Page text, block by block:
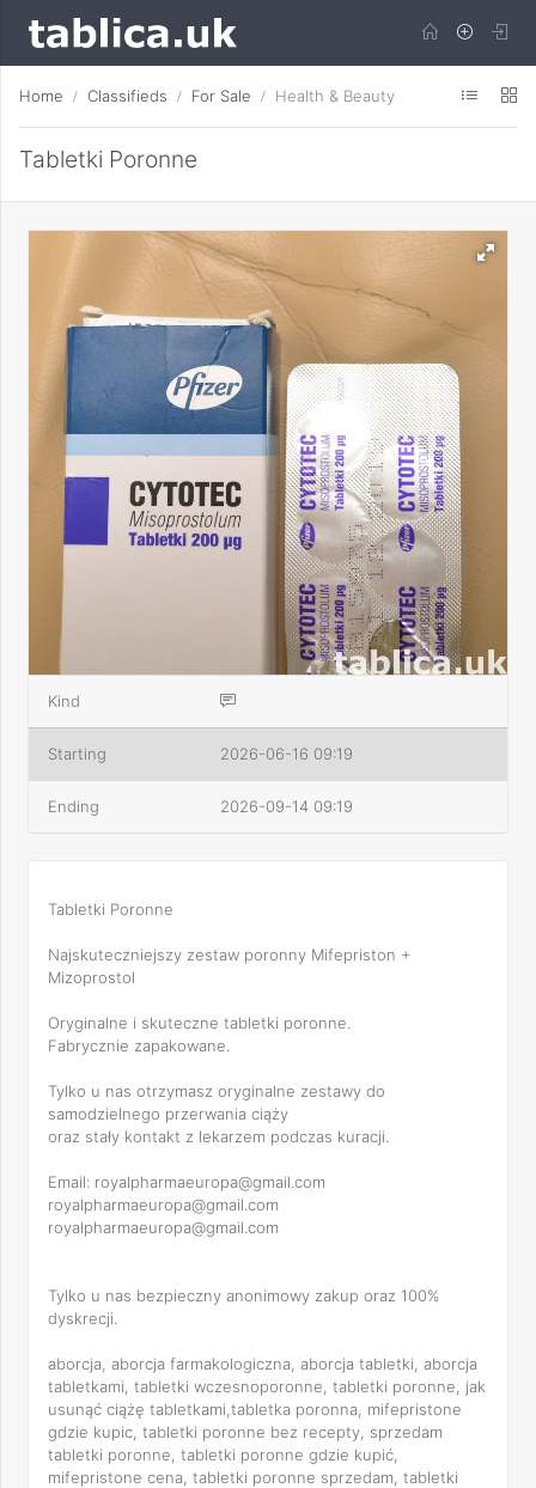
Home Classifieds For Sale Health & Beauty
Tabletki Poronne
Kind
Starting 2026-06-16 09:19
Ending 2026-09-14 09:19
Tabletki Poronne
Najskuteczniejszy zestaw poronny Mifepriston +
Mizoprostol
Oryginalne i skuteczne tabletki poronne.
Fabrycznie zapakowane.
Tylko u nas otrzymasz oryginalne zestawy do
samodzielnego przerwania ciąży
oraz stały kontakt z lekarzem podczas kuracji.
Email: royalpharmaeuropa@gmail.com
royalpharmaeuropa@gmail.com
royalpharmaeuropa@gmail.com
Tylko u nas bezpieczny anonimowy zakup oraz 100%
dyskrecji.
aborcja, aborcja farmakologiczna, aborcja tabletki, aborcja
tabletkami, tabletki wczesnoporonne, tabletki poronne, jak
usunąć ciążę tabletkami,tabletka poronna, mifepristone
gdzie kupic, tabletki poronne bez recepty, sprzedam
tabletki poronne, tabletki poronne gdzie kupić,
mifepristone cena, tabletki poronne sprzedam, tabletki